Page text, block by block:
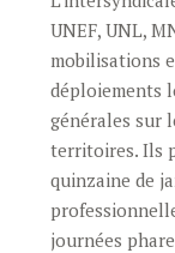
UNEF, UNL,
mobilisations
déploiements
générales sur
territoires. Ils
quinzaine de
journées